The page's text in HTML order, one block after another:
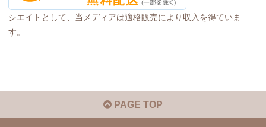
シエイトとして、当メディアは適格販売により収入を得ていま
す。
PAGE TOP